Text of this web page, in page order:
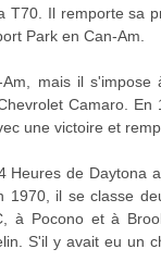
Il remporte sa
Park en Can-Am.
mais il
Camaro.
une victoire et
de Daytona
il se classe
à Pocono et à
S'il y avait eu un